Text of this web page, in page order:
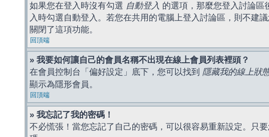
如果您在登入時沒有勾選 自動登入 的選項，那麼您登入討論區
入時勾選自動登入。若您在共用的電腦上登入討論區，則不建
關閉了這項功能。
回頂端
» 我要如何讓自己的會員名稱不出現在線上會員列表裡頭？
在會員控制台「偏好設定」底下，您可以找到 隱藏我的線上狀
顯示為隱形會員。
回頂端
» 我忘記了我的密碼！
不必慌張！當您忘記了自己的密碼，可以很容易重新設定。只